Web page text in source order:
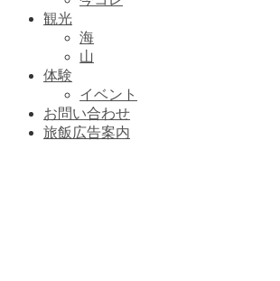
観光
海
山
体験
イベント
お問い合わせ
旅飯広告案内